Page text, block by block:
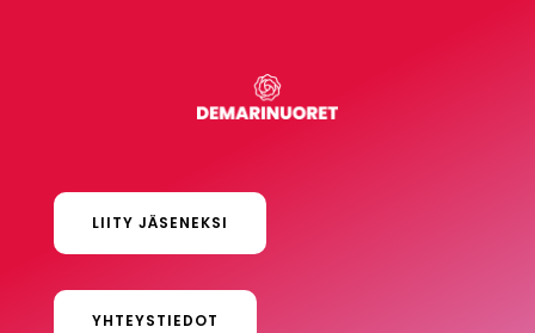
LIITY JÄSENEKSI
YHTEYSTIEDOT